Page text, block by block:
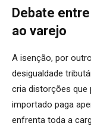
Debate
ao varejo
A isenção, por
desigualdade
cria distorções que
importado paga
enfrenta toda a